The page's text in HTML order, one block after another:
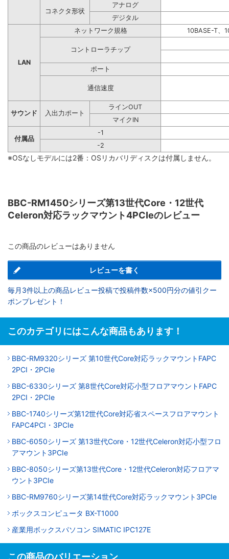
コネクタ形状
アナログ
デジタル
LAN
ネットワーク規格 10BASE-T、
コントローラチップ
ポート
通信速度
サウンド 入出力ポート
ラインOUT
マイクIN
付属品
-1
-2
※OSなしモデルには2番：OSリカバリディスクは付属しません。
BBC-RM1450シリーズ第13世代Core・12世代
Celeron対応ラックマウント4PCIeのレビュー
この商品のレビューはありません
レビューを書く
毎月3件以上の商品レビュー投稿で投稿件数×500円分の値引クー
ポンプレゼント！
このカテゴリにはこんな商品もあります！
BBC-RM9320シリーズ 第10世代Core対応ラックマウントFAPC
2PCI・2PCIe
BBC-6330シリーズ 第8世代Core対応小型フロアマウントFAPC
2PCI・2PCIe
BBC-1740シリーズ第12世代Core対応省スペースフロアマウント
FAPC4PCI・3PCIe
BBC-6050シリーズ 第13世代Core・12世代Celeron対応小型フロ
アマウント3PCIe
BBC-8050シリーズ第13世代Core・12世代Celeron対応フロアマ
ウント3PCIe
BBC-RM9760シリーズ第14世代Core対応ラックマウント3PCIe
ボックスコンピュータ BX-T1000
産業用ボックスパソコン SIMATIC IPC127E
この商品のバリエーション